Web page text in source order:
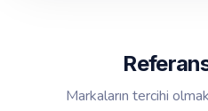
Markaların tercihi